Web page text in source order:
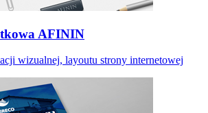
AFININ
wizualnej, layoutu strony internetowej